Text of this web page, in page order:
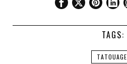
TAGS:
TATOUAGE